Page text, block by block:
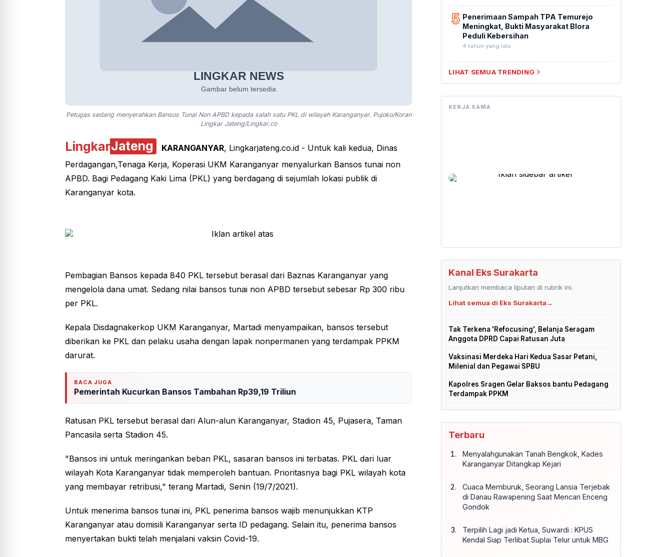
Petugas sedang menyerahkan Bansos Tunai Non APBD kepada salah satu PKL di wilayah Karanganyar. Pujoko/Koran
Lingkar Jateng/Lingkar.co
LingkarJateng KARANGANYAR, Lingkarjateng.co.id - Untuk kali kedua, Dinas
Perdagangan,Tenaga Kerja, Koperasi UKM Karanganyar menyalurkan Bansos tunai non
APBD. Bagi Pedagang Kaki Lima (PKL) yang berdagang di sejumlah lokasi publik di
Karanganyar kota.
Pembagian Bansos kepada 840 PKL tersebut berasal dari Baznas Karanganyar yang
mengelola dana umat. Sedang nilai bansos tunai non APBD tersebut sebesar Rp 300 ribu
per PKL.
Kepala Disdagnakerkop UKM Karanganyar, Martadi menyampaikan, bansos tersebut
diberikan ke PKL dan pelaku usaha dengan lapak nonpermanen yang terdampak PPKM
darurat.
BACA JUGA
Pemerintah Kucurkan Bansos Tambahan Rp39,19 Triliun
Ratusan PKL tersebut berasal dari Alun-alun Karanganyar, Stadion 45, Pujasera, Taman
Pancasila serta Stadion 45.
"Bansos ini untuk meringankan beban PKL, sasaran bansos ini terbatas. PKL dari luar
wilayah Kota Karanganyar tidak memperoleh bantuan. Prioritasnya bagi PKL wilayah kota
yang membayar retribusi," terang Martadi, Senin (19/7/2021).
Untuk menerima bansos tunai ini, PKL penerima bansos wajib menunjukkan KTP
Karanganyar atau domisili Karanganyar serta ID pedagang. Selain itu, penerima bansos
menyertakan bukti telah menjalani vaksin Covid-19.
5 Penerimaan Sampah TPA Temurejo
Meningkat, Bukti Masyarakat Blora
Peduli Kebersihan
4 tahun yang lalu
LIHAT SEMUA TRENDING
KERJA SAMA
Kanal Eks Surakarta
Lanjutkan membaca liputan di rubrik ini.
Lihat semua di Eks Surakarta→
Tak Terkena 'Refocusing', Belanja Seragam
Anggota DPRD Capai Ratusan Juta
Vaksinasi Merdeka Hari Kedua Sasar Petani,
Milenial dan Pegawai SPBU
Kapolres Sragen Gelar Baksos bantu Pedagang
Terdampak PPKM
Terbaru
Menyalahgunakan Tanah Bengkok, Kades
Karanganyar Ditangkap Kejari
Cuaca Memburuk, Seorang Lansia Terjebak
di Danau Rawapening Saat Mencari Enceng
Gondok
Terpilih Lagi jadi Ketua, Suwardi : KPUS
Kendal Siap Terlibat Suplai Telur untuk MBG